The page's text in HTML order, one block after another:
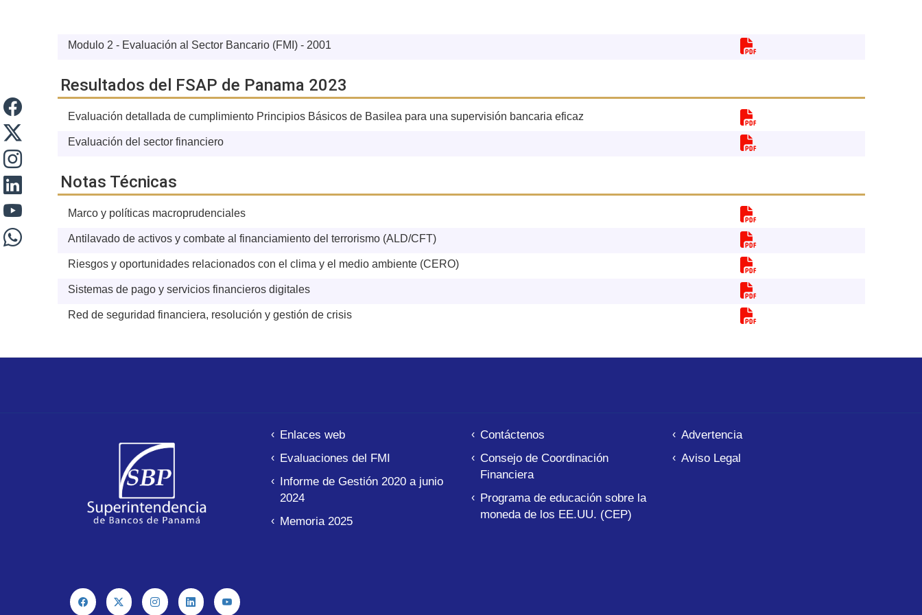
Modulo 2 - Evaluación al Sector Bancario (FMI) - 2001
Resultados del FSAP de Panama 2023
Evaluación detallada de cumplimiento Principios Básicos de Basilea para una supervisión bancaria eficaz
Evaluación del sector financiero
Notas Técnicas
Marco y políticas macroprudenciales
Antilavado de activos y combate al financiamiento del terrorismo (ALD/CFT)
Riesgos y oportunidades relacionados con el clima y el medio ambiente (CERO)
Sistemas de pago y servicios financieros digitales
Red de seguridad financiera, resolución y gestión de crisis
Enlaces web
Evaluaciones del FMI
Informe de Gestión 2020 a junio
2024
Memoria 2025
Contáctenos
Consejo de Coordinación
Financiera
Programa de educación sobre la
moneda de los EE.UU. (CEP)
Advertencia
Aviso Legal